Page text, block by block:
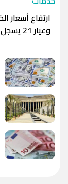
وعيار 21 يسجل 5870 جنيهًا